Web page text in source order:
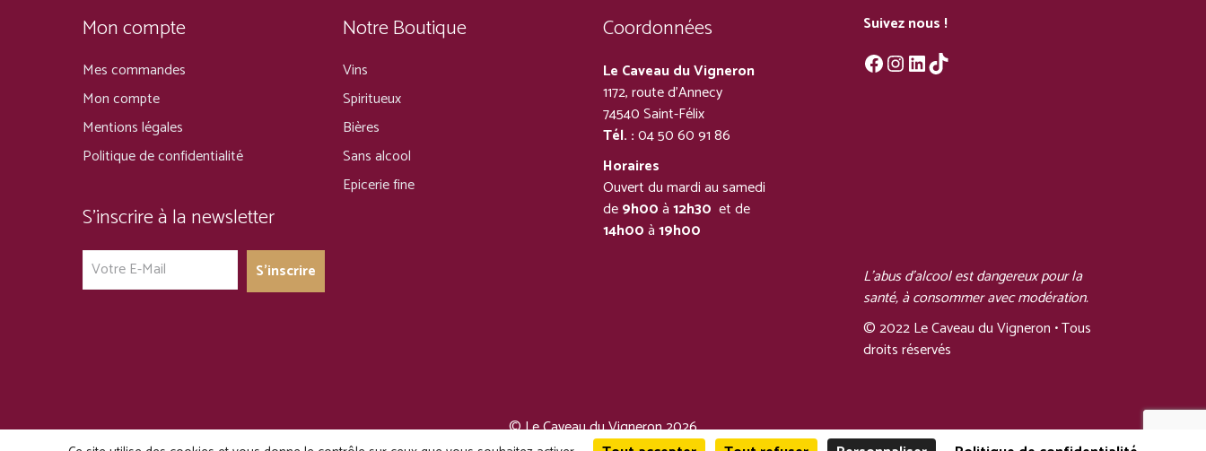
Mon compte
Mes commandes
Mon compte
Mentions légales
Politique de confidentialité
S’inscrire à la newsletter
Notre Boutique
Vins
Spiritueux
Bières
Sans alcool
Epicerie fine
Coordonnées
Le Caveau du Vigneron
1172, route d’Annecy
74540 Saint-Félix
Tél. :04 50 60 91 86
Horaires
Ouvert du mardi au samedi
de9h00à12h30 et de
14h00à19h00
Suivez nous !
Facebook
Instagram
LinkedIn
TikTok
L'abus d'alcool est dangereux pour la
santé, à consommer avec modération.
© 2022 Le Caveau du Vigneron • Tous
droits réservés
© Le Caveau du Vigneron 2026